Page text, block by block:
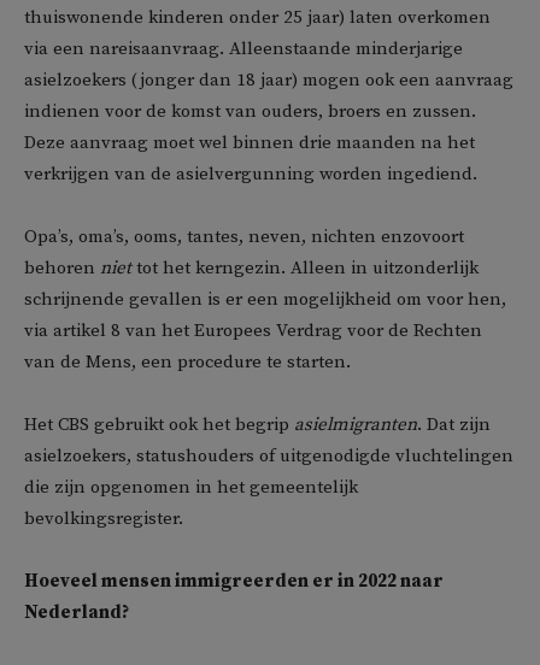
thuiswonende kinderen onder 25 jaar) laten overkomen
via een nareisaanvraag. Alleenstaande minderjarige
asielzoekers (jonger dan 18 jaar) mogen ook een aanvraag
indienen voor de komst van ouders, broers en zussen.
Deze aanvraag moet wel binnen drie maanden na het
verkrijgen van de asielvergunning worden ingediend.
Opa’s, oma’s, ooms, tantes, neven, nichten enzovoort
behoren niettot het kerngezin. Alleen in uitzonderlijk
schrijnende gevallen is er een mogelijkheid om voor hen,
via artikel 8 van het Europees Verdrag voor de Rechten
van de Mens, een procedure te starten.
Het CBS gebruikt ook het begrip asielmigranten. Dat zijn
asielzoekers, statushouders of uitgenodigde vluchtelingen
die zijn opgenomen in het gemeentelijk
bevolkingsregister.
Hoeveel mensen immigreerden er in 2022 naar
Nederland?